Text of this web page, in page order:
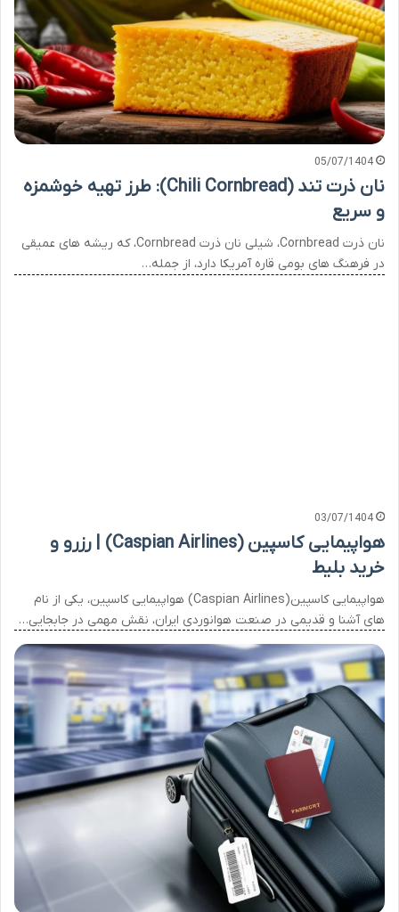
05/07/1404
نان ذرت تند (Chili Cornbread): طرز تهیه خوشمزه
و سریع
نان ذرت Cornbread، شیلی نان ذرت Cornbread، که ریشه های عمیقی
در فرهنگ های بومی قاره آمریکا دارد، از جمله…
03/07/1404
هواپیمایی کاسپین (Caspian Airlines) | رزرو و
خرید بلیط
هواپیمایی کاسپین(Caspian Airlines) هواپیمایی کاسپین، یکی از نام
های آشنا و قدیمی در صنعت هوانوردی ایران، نقش مهمی در جابجایی…